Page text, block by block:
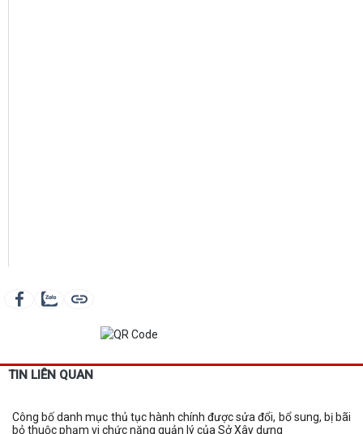
TIN LIÊN QUAN
Công bố danh mục thủ tục hành chính được sửa đổi, bổ sung, bị bãi
bỏ thuộc phạm vi chức năng quản lý của Sở Xây dựng